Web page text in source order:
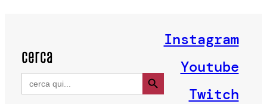
cerca
Search
for:
Search Button
Instagram
Youtube
Twitch